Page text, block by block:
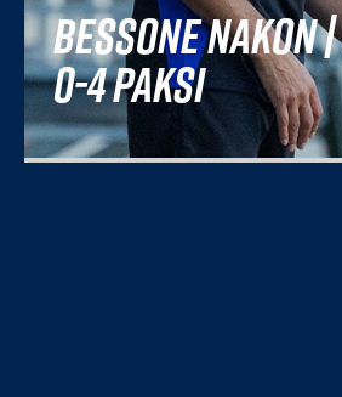
Bessone nakon
0-4 Paksi